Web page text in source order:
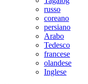
russo
coreano
persiano
Arabo
Tedesco
francese
olandese
Inglese